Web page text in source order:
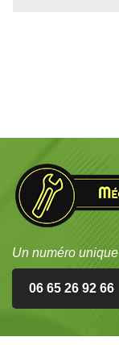
Un numéro unique
06 65 26 92 66